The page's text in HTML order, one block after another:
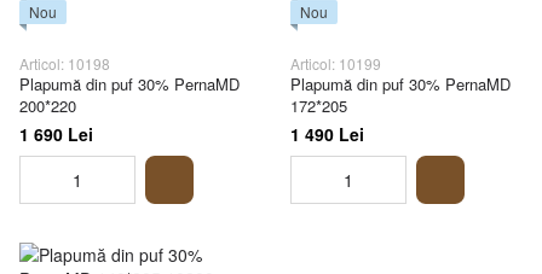
Nou
Articol: 10198
Plapumă din puf 30% PernaMD
200*220
1 690 Lei
Nou
Articol: 10199
Plapumă din puf 30% PernaMD
172*205
1 490 Lei